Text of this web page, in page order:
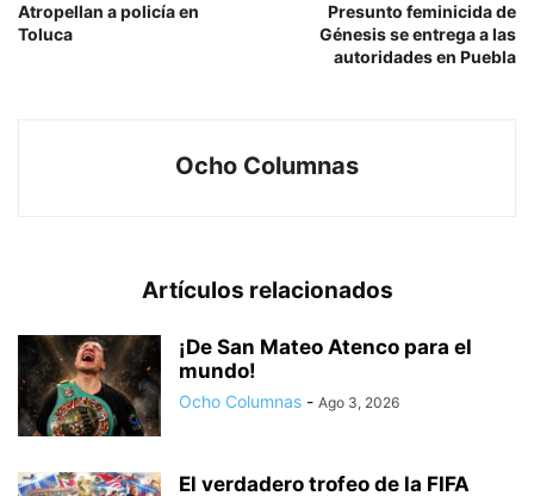
Atropellan a policía en
Toluca
Presunto feminicida de
Génesis se entrega a las
autoridades en Puebla
Ocho Columnas
Artículos relacionados
¡De San Mateo Atenco para el
mundo!
Ocho Columnas - Ago 3, 2026
El verdadero trofeo de la FIFA